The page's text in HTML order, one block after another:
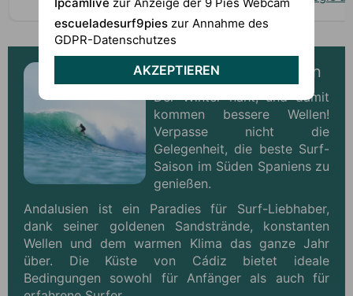
Surf Camp in Andalusien
Der Winter naht, und damit
kommen bessere Wellen!
Verpasse nicht die
Gelegenheit, die beste Surf-
Saison im Süden Spaniens zu
genießen.
Andalusien ist ein Paradies für Surf-Liebhaber,
dank seiner goldenen Sandstrände, konstanten
Wellen und dem warmen Klima das ganze Jahr
über. Die Küste von Cádiz bietet ideale
Bedingungen sowohl für Anfänger als auch für
escueladesurf9pies zur Annahme des
GDPR-Datenschutzes
AKZEPTIEREN